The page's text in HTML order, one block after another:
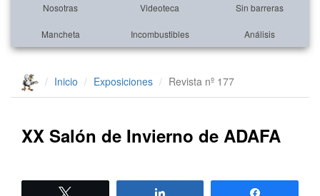
Nosotras Videoteca Sin barreras
Mancheta Incombustibles Análisis
Inicio Exposiciones Revista nº 177
XX Salón de Invierno de ADAFA